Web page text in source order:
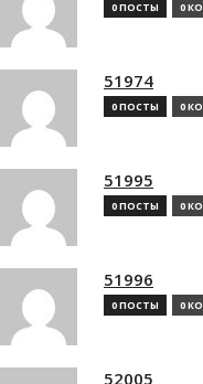
0 ПОСТЫ 0
51974
0 ПОСТЫ 0
51995
0 ПОСТЫ 0
51996
0 ПОСТЫ 0
52005